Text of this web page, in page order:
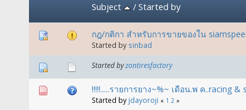
Subject / Started by
กฎ​/กติกา สำหรับการขายของใน
Started by sinbad
Started byzontiresfactory
!!!!!.....รายการยาง~%~ เดือน.พ ค..racing &
Started by jdayoroji « 1 2»